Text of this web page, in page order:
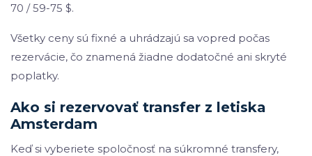
70 / 59-75 $.
Všetky ceny sú fixné a uhrádzajú sa vopred počas
rezervácie, čo znamená žiadne dodatočné ani skryté
poplatky.
Ako si rezervovať transfer z letiska
Amsterdam
Keď si vyberiete spoločnosť na súkromné transfery,